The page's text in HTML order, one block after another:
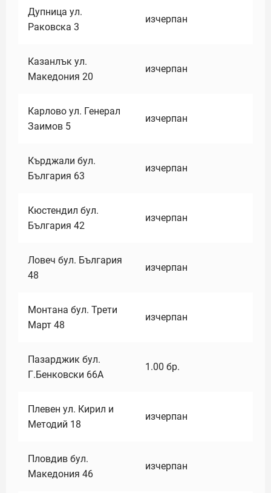
Дупница ул.
Раковска 3
изчерпан
Казанлък ул.
Македония 20
изчерпан
Карлово ул. Генерал
Заимов 5
изчерпан
Кърджали бул.
България 63
изчерпан
Кюстендил бул.
България 42
изчерпан
Ловеч бул. България
48
изчерпан
Монтана бул. Трети
Март 48
изчерпан
Пазарджик бул.
Г.Бенковски 66А
1.00 бр.
Плевен ул. Кирил и
Методий 18
изчерпан
Пловдив бул.
Македония 46
изчерпан